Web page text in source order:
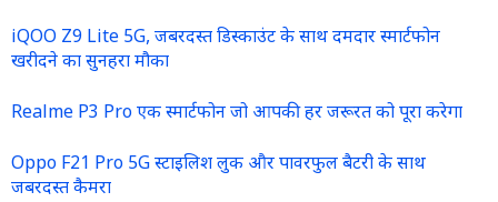
iQOO Z9 Lite 5G, जबरदस्त डिस्काउंट के साथ दमदार स्मार्टफोन
खरीदने का सुनहरा मौका
Realme P3 Pro एक स्मार्टफोन जो आपकी हर जरूरत को पूरा करेगा
Oppo F21 Pro 5G स्टाइलिश लुक और पावरफुल बैटरी के साथ
जबरदस्त कैमरा